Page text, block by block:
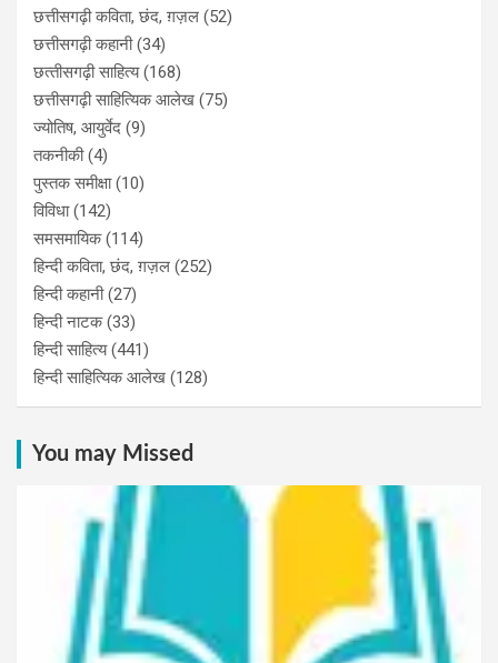
छत्तीसगढ़ी कविता, छंद, ग़ज़ल (52)
छत्तीसगढ़ी कहानी(34)
छत्‍तीसगढ़ी साहित्‍य(168)
छत्तीसगढ़ी साहित्यिक आलेख (75)
ज्योतिष, आयुर्वेद (9)
तकनीकी(4)
पुस्‍तक समीक्षा(10)
विविधा(142)
समसमायिक(114)
हिन्दी कविता, छंद, ग़ज़ल (252)
हिन्दी कहानी(27)
हिन्‍दी नाटक(33)
हिन्दी साहित्य(441)
हिन्दी साहित्यिक आलेख (128)
You may Missed